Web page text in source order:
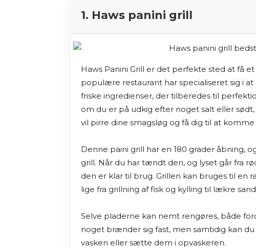
1. Haws panini grill
Haws Panini Grill er det perfekte sted at få
populære restaurant har specialiseret sig i
friske ingredienser, der tilberedes til
om du er på udkig efter noget salt eller
vil pirre dine smagsløg og få dig til at
Denne paini grill har en 180 grader åbning,
grill. Når du har tændt den, og lyset går fra
den er klar til brug. Grillen kan bruges til
lige fra grillning af fisk og kylling til lækre
Selve pladerne kan nemt rengøres, både
noget brænder sig fast, men samtidig kan
vasken eller sætte dem i opvaskeren.